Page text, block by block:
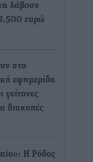
λάβουν
ευρώ
στα
εφημερίδα
γείτονες
διακοπές
Η Ρόδος